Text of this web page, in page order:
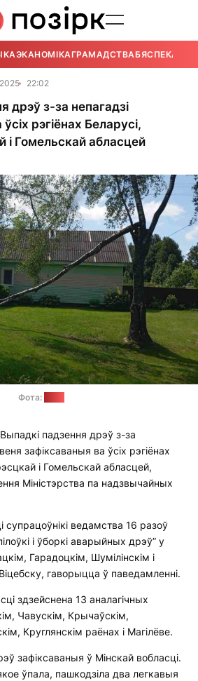
ЭКАНОМІКАГРАМАДСТВАБЯСПЕКА
22:02
дрэў з-за непагадзі
рэгіёнах Беларусі,
і Гомельскай абласцей
Фота:
Выпадкі падзення дрэў з-за
зафіксаваныя ва ўсіх рэгіёнах
і Гомельскай абласцей,
Міністэрства па надзвычайных
супрацоўнікі ведамства 16 разоў
і ўборкі аварыйных дрэў” у
Гарадоцкім, Шумілінскім і
гаворыцца ў паведамленні.
здзейснена 13 аналагічных
Чавускім, Крычаўскім,
Круглянскім раёнах і Магілёве.
зафіксаваныя ў Мінскай вобласці.
ўпала, пашкодзіла два легкавыя